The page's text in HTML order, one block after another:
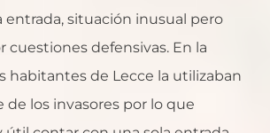
entrada, situación inusual pero
defensivas. En la
habitantes de Lecce la utilizaban
de los invasores por lo que